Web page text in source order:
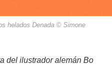
helados Denada © Simone
del ilustrador alemán Bo